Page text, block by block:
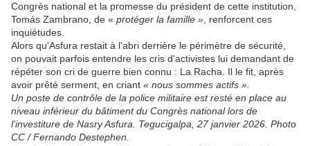
Congrès national et la promesse du président de cette institution,
Tomás Zambrano, de « protéger la famille » , renforcent ces
inquiétudes.
Alors qu'Asfura restait à l'abri derrière le périmètre de sécurité,
on pouvait parfois entendre les cris d'activistes lui demandant de
répéter son cri de guerre bien connu : La Racha. Il le fit, après
avoir prêté serment, en criant « nous sommes actifs ».
Un poste de contrôle de la police militaire est resté en place au
niveau inférieur du bâtiment du Congrès national lors de
l'investiture de Nasry Asfura. Tegucigalpa, 27 janvier 2026. Photo
CC / Fernando Destephen.